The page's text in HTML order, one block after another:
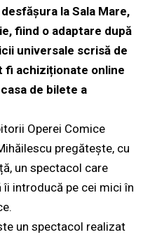
la Sala Mare,
fiind o adaptare după
universale scrisă de
fi achiziționate online
de bilete a
Operei Comice
pregătește, cu
un spectacol care
introducă pe cei mici în
un spectacol realizat